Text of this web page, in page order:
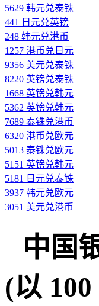
5629 韩元兑泰铢
441 日元兑英镑
248 韩元兑港币
1257 港币兑日元
9356 美元兑泰铢
8220 英镑兑泰铢
1668 英镑兑韩元
5362 英镑兑韩元
7689 泰铢兑港币
6320 港币兑欧元
5013 泰铢兑欧元
5151 英镑兑韩元
5181 日元兑泰铢
3937 韩元兑欧元
3051 美元兑港币
中国
(以